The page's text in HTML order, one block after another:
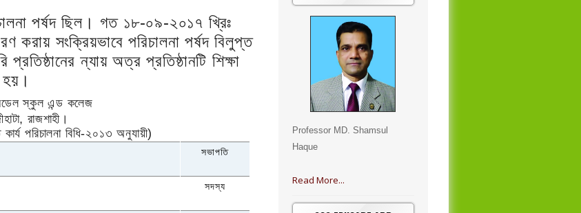
পর্ষদ ছিল। গত ১৮-০৯-২০১৭ খ্রিঃ
করায় সংক্রিয়ভাবে পরিচালনা পর্ষদ বিলুপ্ত
ন্যায় অত্র প্রতিষ্ঠানটি শিক্ষা
হয়।
স্কুল এন্ড কলেজ
, রাজশাহী।
পরিচালনা বিধি-২০১৩ অনুযায়ী)
সভাপতি
সদস্য
Professor MD. Shamsul
Haque
Read More...